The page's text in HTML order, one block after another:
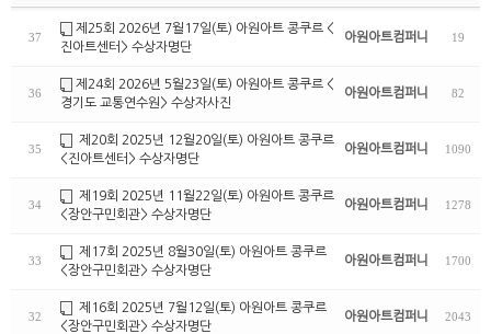
37
제25회 2026년 7월17일(토) 아원아트 콩쿠르 <
진아트센터> 수상자명단
아원아트컴퍼니 19
36
제24회 2026년 5월23일(토) 아원아트 콩쿠르 <
경기도 교통연수원> 수상자사진
아원아트컴퍼니 82
35
제20회 2025년 12월20일(토) 아원아트 콩쿠르
<진아트센터> 수상자명단
아원아트컴퍼니 1090
34
제19회 2025년 11월22일(토) 아원아트 콩쿠르
<장안구민회관> 수상자명단
아원아트컴퍼니 1278
33
제17회 2025년 8월30일(토) 아원아트 콩쿠르
<장안구민회관> 수상자명단
아원아트컴퍼니 1700
32
제16회 2025년 7월12일(토) 아원아트 콩쿠르
<장안구민회관> 수상자명단
아원아트컴퍼니 2043